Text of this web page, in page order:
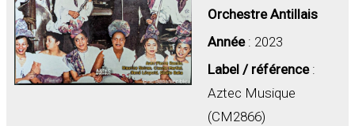
Orchestre Antillais
Année: 2023
Label / référence:
Aztec Musique
(CM2866)